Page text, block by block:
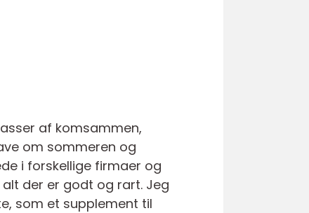
af komsammen,
om sommeren og
i forskellige firmaer og
der er godt og rart. Jeg
som et supplement til